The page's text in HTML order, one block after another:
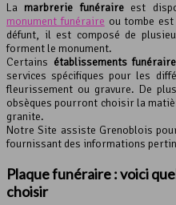
La marbrerie funéraireest
monument funéraire ou tombe
défunt, il est composé de
forment le monument.
Certains établissements
services spécifiques pour les
fleurissement ou gravure. De
obsèques pourront choisir la
granite.
Notre Site assiste Grenoblois
fournissant des informations
Plaque funéraire : voici
choisir